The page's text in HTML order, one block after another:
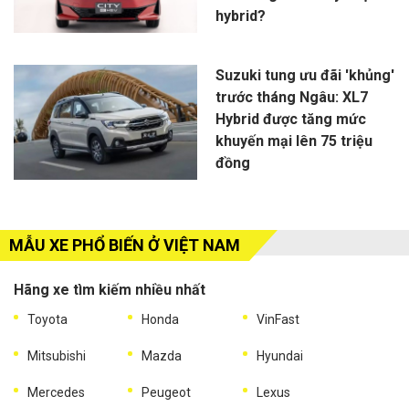
hybrid?
Suzuki tung ưu đãi 'khủng'
trước tháng Ngâu: XL7
Hybrid được tăng mức
khuyến mại lên 75 triệu
đồng
MẪU XE PHỔ BIẾN Ở VIỆT NAM
Hãng xe tìm kiếm nhiều nhất
Toyota Honda VinFast
Mitsubishi Mazda Hyundai
Mercedes Peugeot Lexus